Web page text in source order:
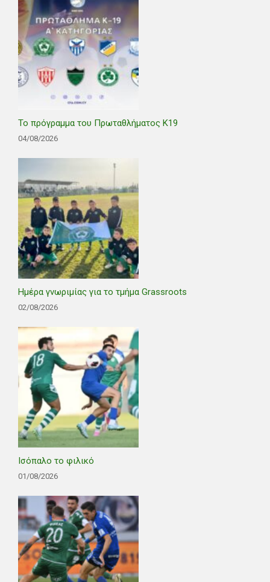
Το πρόγραμμα του Πρωταθλήματος Κ19
04/08/2026
Ημέρα γνωριμίας για το τμήμα Grassroots
02/08/2026
Ισόπαλο το φιλικό
01/08/2026